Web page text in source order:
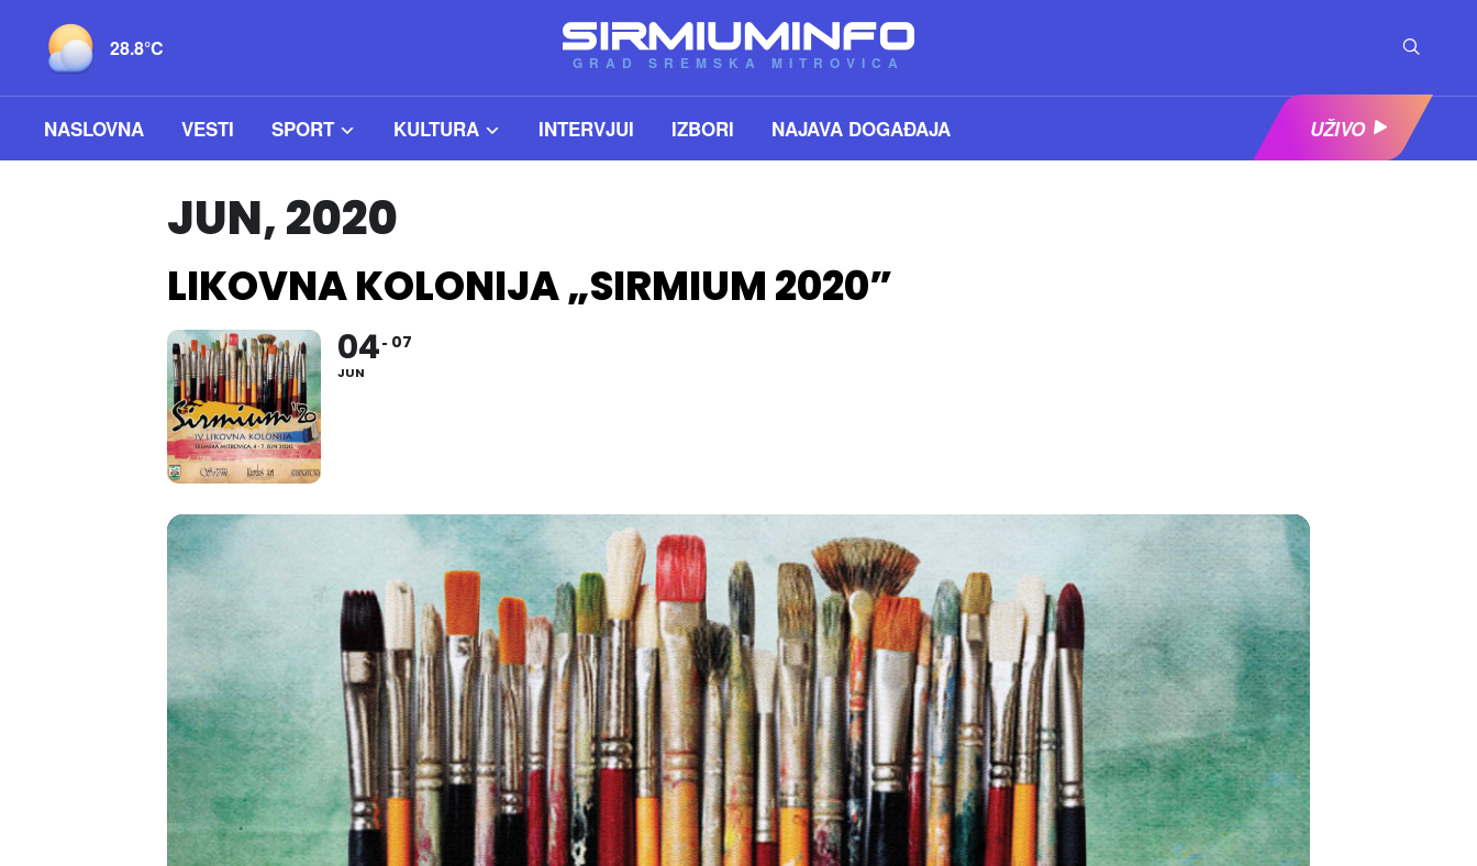
28.8°C
GRAD SREMSKA MITROVICA
NASLOVNA VESTI SPORT KULTURA INTERVJUI IZBORI NAJAVA DOGAĐAJA UŽIVO
JUN, 2020
LIKOVNA KOLONIJA „SIRMIUM 2020”
04
JUN
07